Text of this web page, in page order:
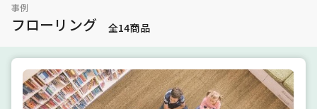
事例
フローリング 全14商品